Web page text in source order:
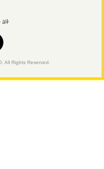
All Rights Reserved.